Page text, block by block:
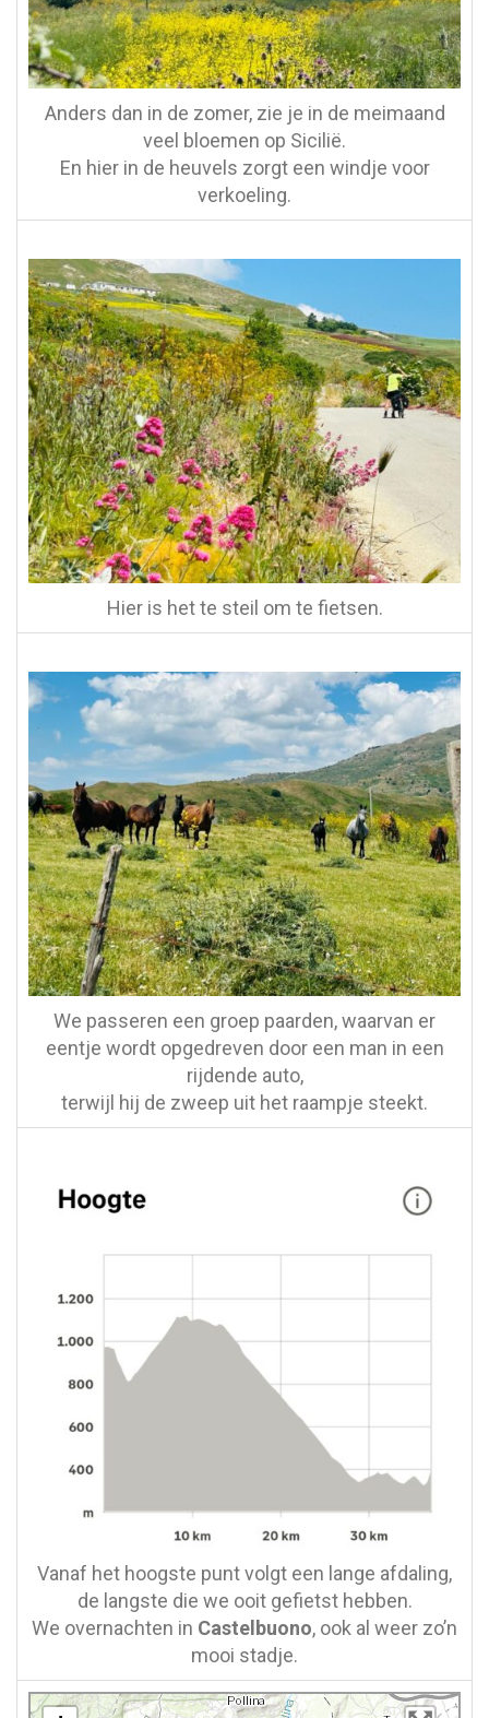
Anders dan in de zomer, zie je in de meimaand
veel bloemen op Sicilië.
En hier in de heuvels zorgt een windje voor
verkoeling.
Hier is het te steil om te fietsen.
We passeren een groep paarden, waarvan er
eentje wordt opgedreven door een man in een
rijdende auto,
terwijl hij de zweep uit het raampje steekt.
Vanaf het hoogste punt volgt een lange afdaling,
de langste die we ooit gefietst hebben.
We overnachten in Castelbuono, ook al weer zo’n
mooi stadje.